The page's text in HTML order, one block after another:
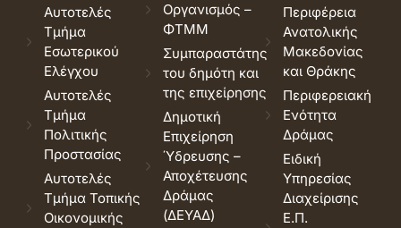
Αυτοτελές
Τμήμα
Εσωτερικού
Ελέγχου
Αυτοτελές
Τμήμα
Πολιτικής
Προστασίας
Αυτοτελές
Τμήμα Τοπικής
Οικονομικής
Οργανισμός –
ΦΤΜΜ
Συμπαραστάτης
του δημότη και
της επιχείρησης
Δημοτική
Επιχείρηση
Ύδρευσης –
Αποχέτευσης
Δράμας
(ΔΕΥΑΔ)
Περιφέρεια
Ανατολικής
Μακεδονίας
και Θράκης
Περιφερειακή
Ενότητα
Δράμας
Ειδική
Υπηρεσίας
Διαχείρισης
Ε.Π.